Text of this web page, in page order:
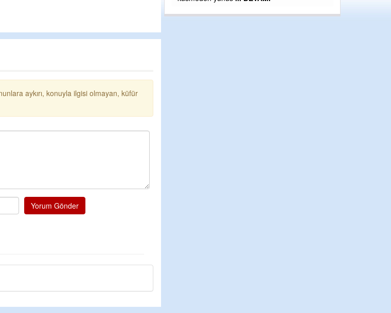
aykırı, konuyla ilgisi olmayan, küfür
Yorum Gönder